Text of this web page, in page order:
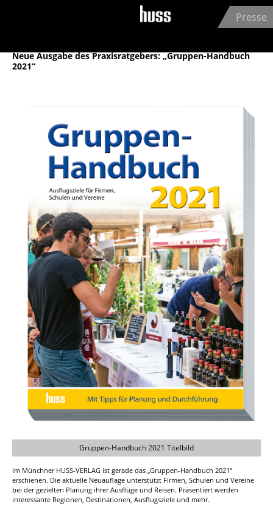
Jump to navigation
Presse
Neue Ausgabe des Praxisratgebers: „Gruppen-Handbuch
2021“
Gruppen-Handbuch 2021 Titelbild
Im Münchner HUSS-VERLAG ist gerade das „Gruppen-Handbuch 2021“
erschienen. Die aktuelle Neuauflage unterstützt Firmen, Schulen und Vereine
bei der gezielten Planung ihrer Ausflüge und Reisen. Präsentiert werden
interessante Regionen, Destinationen, Ausflugsziele und mehr.